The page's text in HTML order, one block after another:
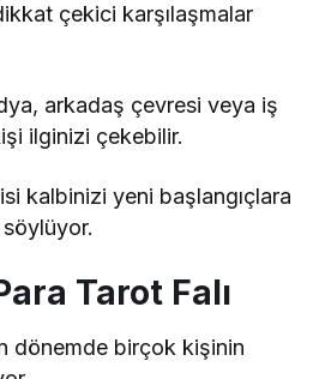
çekici karşılaşmalar
arkadaş çevresi veya iş
ilginizi çekebilir.
kalbinizi yeni başlangıçlara
Tarot Falı
dönemde birçok kişinin